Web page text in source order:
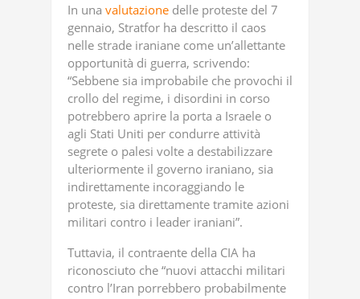
In una valutazione delle proteste del 7
gennaio, Stratfor ha descritto il caos
nelle strade iraniane come un’allettante
opportunità di guerra, scrivendo:
“Sebbene sia improbabile che provochi il
crollo del regime, i disordini in corso
potrebbero aprire la porta a Israele o
agli Stati Uniti per condurre attività
segrete o palesi volte a destabilizzare
ulteriormente il governo iraniano, sia
indirettamente incoraggiando le
proteste, sia direttamente tramite azioni
militari contro i leader iraniani”.
Tuttavia, il contraente della CIA ha
riconosciuto che “nuovi attacchi militari
contro l’Iran porrebbero probabilmente